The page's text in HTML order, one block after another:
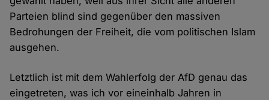
Parteien blind sind gegenüber den massiven
Bedrohungen der Freiheit, die vom politischen Islam
ausgehen.
Letztlich ist mit dem Wahlerfolg der AfD genau das
eingetreten, was ich vor eineinhalb Jahren in